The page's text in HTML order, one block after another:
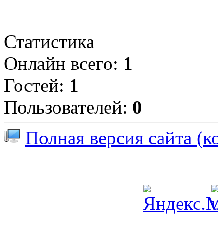
Статистика
Онлайн всего: 1
Гостей: 1
Пользователей: 0
Полная версия сайта